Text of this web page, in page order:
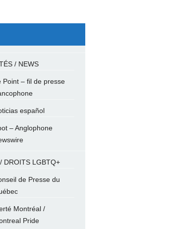
/ NEWS
Point – fil de presse
español
– Anglophone
DROITS LGBTQ+
de Presse du
Montréal /
Pride